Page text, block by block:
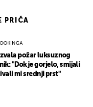
PRIČA
požar luksuznog
"Dok je gorjelo, smijali
mi srednji prst"